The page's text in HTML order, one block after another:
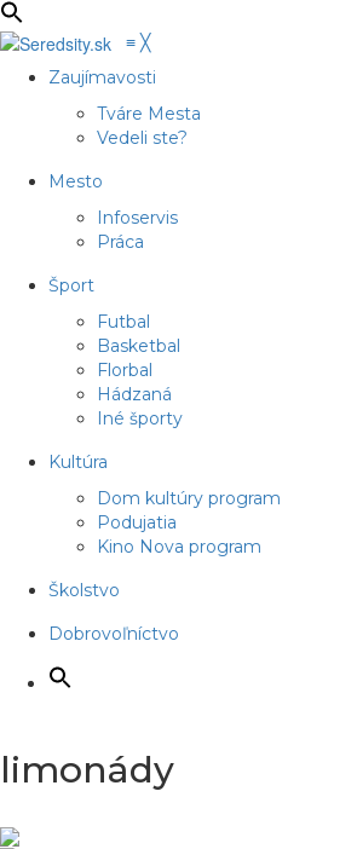
≡ ╳
Zaujímavosti
Tváre Mesta
Vedeli ste?
Mesto
Infoservis
Práca
Šport
Futbal
Basketbal
Florbal
Hádzaná
Iné športy
Kultúra
Dom kultúry program
Podujatia
Kino Nova program
Školstvo
Dobrovoľníctvo
limonády